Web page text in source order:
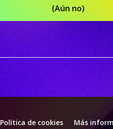
(Aún no)
Política de cookies Más